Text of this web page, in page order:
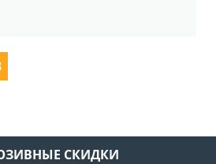
СКИДКИ